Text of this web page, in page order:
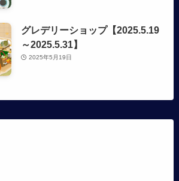
グレデリーショップ【2025.5.19
～2025.5.31】
2025年5月19日